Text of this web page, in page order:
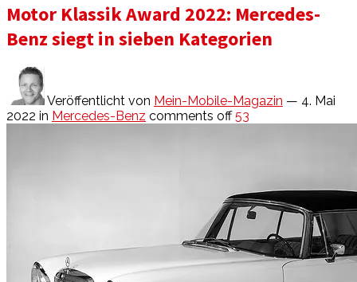
Motor Klassik Award 2022: Mercedes-
Benz siegt in sieben Kategorien
Veröffentlicht von Mein-Mobile-Magazin — 4. Mai
2022 in Mercedes-Benz comments off 53